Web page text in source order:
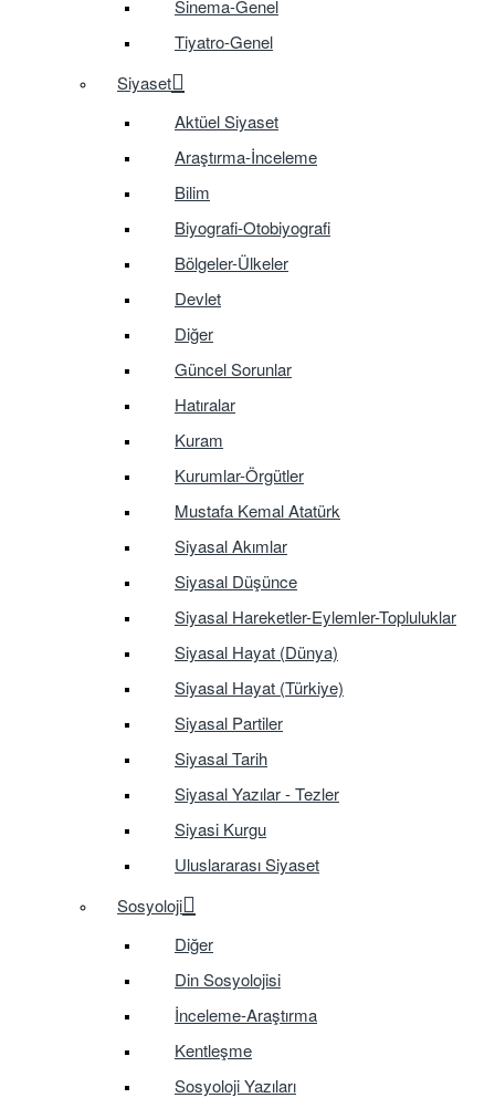
Sinema-Genel
Tiyatro-Genel
Siyaset
Aktüel Siyaset
Araştırma-İnceleme
Bilim
Biyografi-Otobiyografi
Bölgeler-Ülkeler
Devlet
Diğer
Güncel Sorunlar
Hatıralar
Kuram
Kurumlar-Örgütler
Mustafa Kemal Atatürk
Siyasal Akımlar
Siyasal Düşünce
Siyasal Hareketler-Eylemler-Topluluklar
Siyasal Hayat (Dünya)
Siyasal Hayat (Türkiye)
Siyasal Partiler
Siyasal Tarih
Siyasal Yazılar - Tezler
Siyasi Kurgu
Uluslararası Siyaset
Sosyoloji
Diğer
Din Sosyolojisi
İnceleme-Araştırma
Kentleşme
Sosyoloji Yazıları